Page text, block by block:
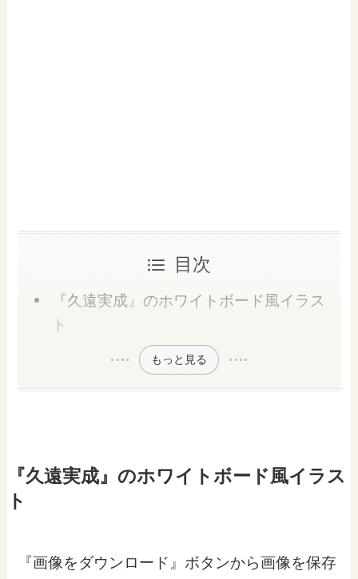
目次
『久遠実成』のホワイトボード風イラス
ト
もっと見る
『久遠実成』のホワイトボード風イラス
ト
『画像をダウンロード』ボタンから画像を保存